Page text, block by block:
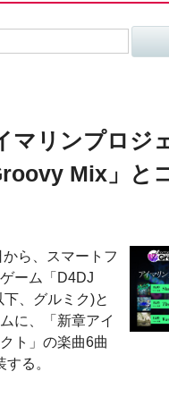
マリンプロジ
Mix」と
ら、スマートフ
ーム「D4DJ
、グルミク)と
に、「新章アイ
ト」の楽曲6曲
る。